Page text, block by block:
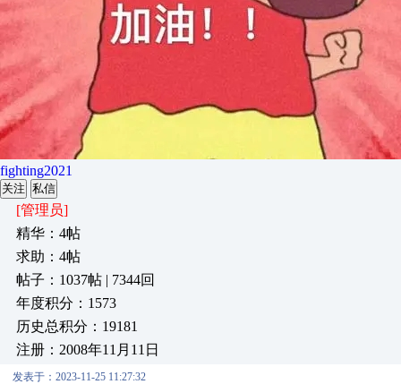
fighting2021
关注 私信
[管理员]
精华：4帖
求助：4帖
帖子：1037帖 | 7344回
年度积分：1573
历史总积分：19181
注册：2008年11月11日
发表于：2023-11-25 11:27:32